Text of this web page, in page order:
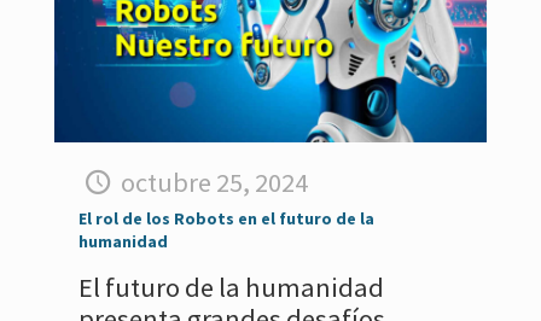
octubre 25, 2024
El rol de los Robots en el futuro de la
humanidad
El futuro de la humanidad